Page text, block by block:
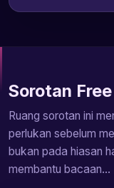
Sorotan
Ruang sorotan ini
perlukan sebelum
bukan pada hiasan
membantu bacaan...